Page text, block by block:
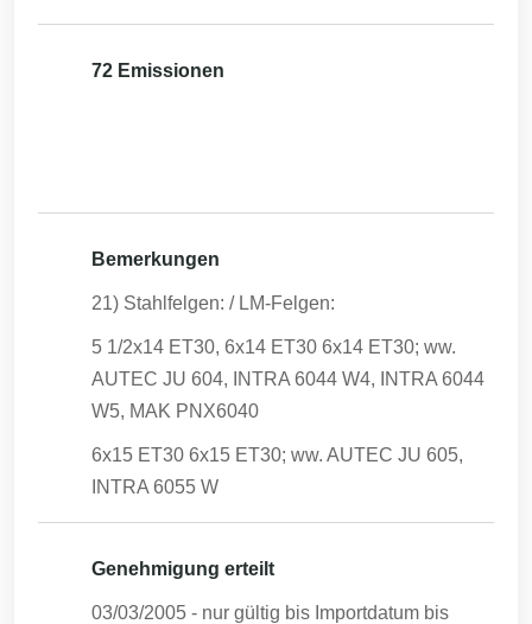
72 Emissionen
Bemerkungen
21) Stahlfelgen: / LM-Felgen:
5 1/2x14 ET30, 6x14 ET30 6x14 ET30; ww.
AUTEC JU 604, INTRA 6044 W4, INTRA 6044
W5, MAK PNX6040
6x15 ET30 6x15 ET30; ww. AUTEC JU 605,
INTRA 6055 W
Genehmigung erteilt
03/03/2005 - nur gültig bis Importdatum bis